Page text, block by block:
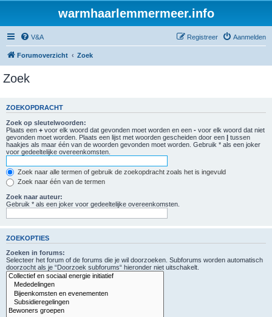
warmhaarlemmermeer.info
V&A Aanmelden
Registreer
Forumoverzicht Zoek
Zoek
ZOEKOPDRACHT
Zoek op sleutelwoorden:
Plaats een + voor elk woord dat gevonden moet worden en een - voor elk woord dat niet
gevonden moet worden. Plaats een lijst met woorden gescheiden door een | tussen
haakjes als maar één van de woorden gevonden moet worden. Gebruik * als een joker
voor gedeeltelijke overeenkomsten.
Zoek naar alle termen of gebruik de zoekopdracht zoals het is ingevuld
Zoek naar één van de termen
Zoek naar auteur:
Gebruik * als een joker voor gedeeltelijke overeenkomsten.
ZOEKOPTIES
Zoeken in forums:
Selecteer het forum of de forums die je wil doorzoeken. Subforums worden automatisch
doorzocht als je “Doorzoek subforums“ hieronder niet uitschakelt.